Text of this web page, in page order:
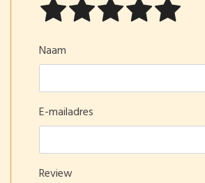
Naam
E-mailadres
Review